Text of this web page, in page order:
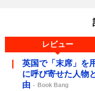
レビュー
英国で「末席」を
に呼び寄せた人物
由
Book Bang